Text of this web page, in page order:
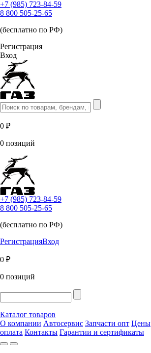
+7 (985) 723-84-59
8 800 505-25-65
(бесплатно по РФ)
Регистрация
Вход
0 ₽
0 позиций
+7 (985) 723-84-59
8 800 505-25-65
(бесплатно по РФ)
РегистрацияВход
0 ₽
0 позиций
Каталог товаров
О компании Автосервис Запчасти опт Цены
оплата Контакты Гарантии и сертификаты